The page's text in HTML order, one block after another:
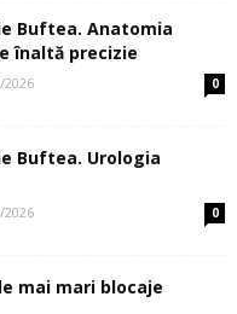
Buftea. Anatomia
înaltă precizie
2026 0
Buftea. Urologia
2026 0
mai mari blocaje